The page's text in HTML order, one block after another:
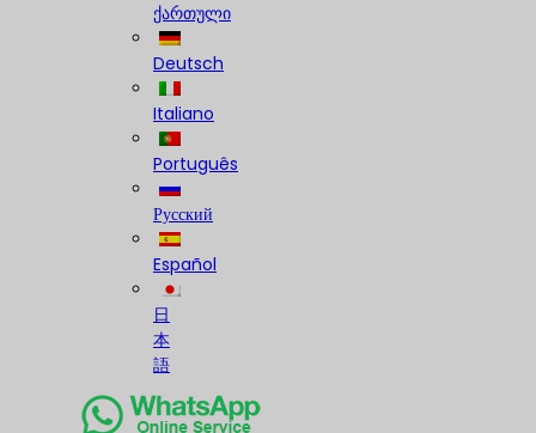
ქართული
Deutsch
Italiano
Português
Русский
Español
日
本
語